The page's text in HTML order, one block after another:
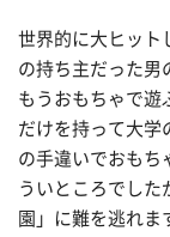
世界的に大ヒット
の持ち主だった男
もうおもちゃで遊
だけを持って大学
の手違いでおもち
ういところでした
園」に難を逃れま